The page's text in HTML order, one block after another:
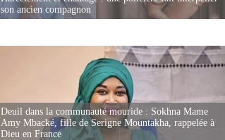
son ancien compagnon
Deuil dans la communauté mouride : Sokhna Mame
Amy Mbacké, fille de Serigne Mountakha, rappelée à
Dieu en France